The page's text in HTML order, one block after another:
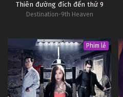
Thiên đường đích đến thứ 9
Destination-9th Heaven
Phim lẻ